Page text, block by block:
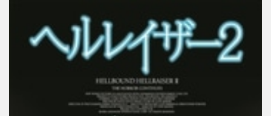
LOG IN